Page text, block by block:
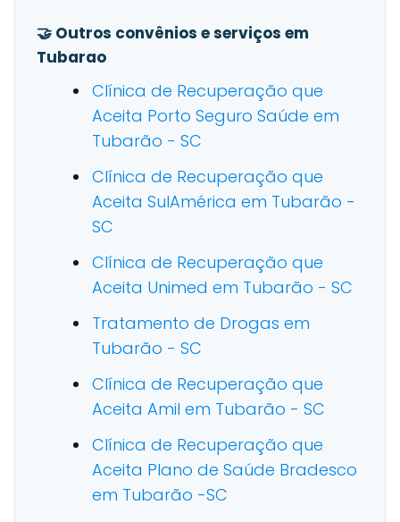
🤝 Outros convênios e serviços em
Tubarao
Clínica de Recuperação que
Aceita Porto Seguro Saúde em
Tubarão - SC
Clínica de Recuperação que
Aceita SulAmérica em Tubarão -
SC
Clínica de Recuperação que
Aceita Unimed em Tubarão - SC
Tratamento de Drogas em
Tubarão - SC
Clínica de Recuperação que
Aceita Amil em Tubarão - SC
Clínica de Recuperação que
Aceita Plano de Saúde Bradesco
em Tubarão -SC